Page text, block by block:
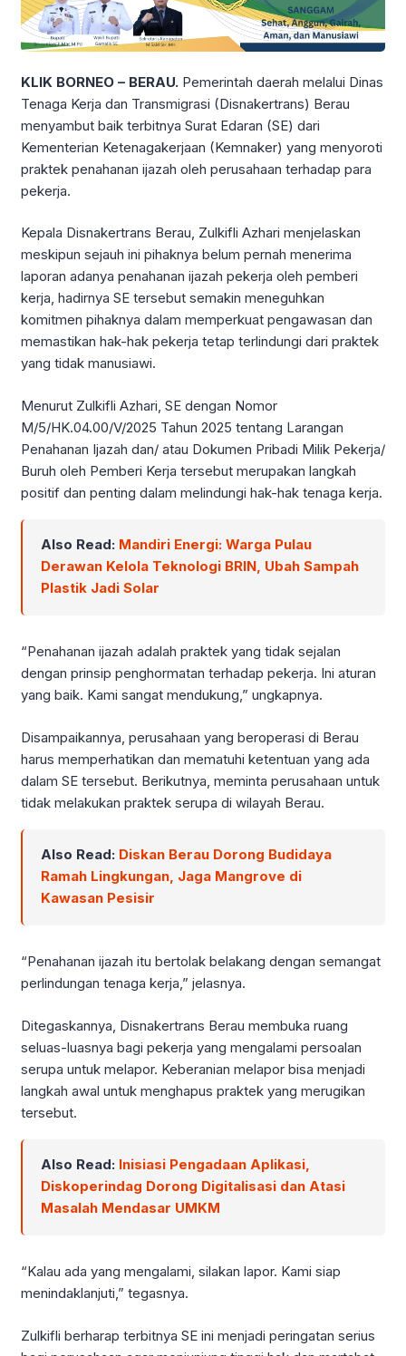
KLIK BORNEO – BERAU. Pemerintah daerah melalui Dinas
Tenaga Kerja dan Transmigrasi (Disnakertrans) Berau
menyambut baik terbitnya Surat Edaran (SE) dari
Kementerian Ketenagakerjaan (Kemnaker) yang menyoroti
praktek penahanan ijazah oleh perusahaan terhadap para
pekerja.
Kepala Disnakertrans Berau, Zulkifli Azhari menjelaskan
meskipun sejauh ini pihaknya belum pernah menerima
laporan adanya penahanan ijazah pekerja oleh pemberi
kerja, hadirnya SE tersebut semakin meneguhkan
komitmen pihaknya dalam memperkuat pengawasan dan
memastikan hak-hak pekerja tetap terlindungi dari praktek
yang tidak manusiawi.
Menurut Zulkifli Azhari, SE dengan Nomor
M/5/HK.04.00/V/2025 Tahun 2025 tentang Larangan
Penahanan Ijazah dan/ atau Dokumen Pribadi Milik Pekerja/
Buruh oleh Pemberi Kerja tersebut merupakan langkah
positif dan penting dalam melindungi hak-hak tenaga kerja.
Also Read: Mandiri Energi: Warga Pulau
Derawan Kelola Teknologi BRIN, Ubah Sampah
Plastik Jadi Solar
“Penahanan ijazah adalah praktek yang tidak sejalan
dengan prinsip penghormatan terhadap pekerja. Ini aturan
yang baik. Kami sangat mendukung,” ungkapnya.
Disampaikannya, perusahaan yang beroperasi di Berau
harus memperhatikan dan mematuhi ketentuan yang ada
dalam SE tersebut. Berikutnya, meminta perusahaan untuk
tidak melakukan praktek serupa di wilayah Berau.
Also Read: Diskan Berau Dorong Budidaya
Ramah Lingkungan, Jaga Mangrove di
Kawasan Pesisir
“Penahanan ijazah itu bertolak belakang dengan semangat
perlindungan tenaga kerja,” jelasnya.
Ditegaskannya, Disnakertrans Berau membuka ruang
seluas-luasnya bagi pekerja yang mengalami persoalan
serupa untuk melapor. Keberanian melapor bisa menjadi
langkah awal untuk menghapus praktek yang merugikan
tersebut.
Also Read: Inisiasi Pengadaan Aplikasi,
Diskoperindag Dorong Digitalisasi dan Atasi
Masalah Mendasar UMKM
“Kalau ada yang mengalami, silakan lapor. Kami siap
menindaklanjuti,” tegasnya.
Zulkifli berharap terbitnya SE ini menjadi peringatan serius